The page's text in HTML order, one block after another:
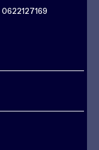
0622127169